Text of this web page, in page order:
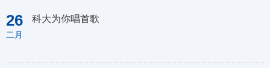
26
二月
科大为你唱首歌